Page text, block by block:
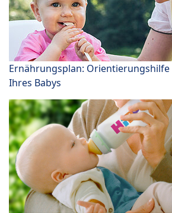
Ernährungsplan:
Ihres Babys